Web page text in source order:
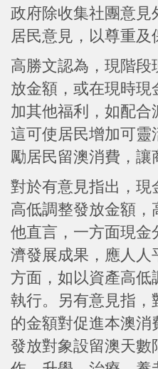
政府除收集社團意見
居民意見，以尊重及
高勝文認為，現階段
放金額，或在現時現
加其他福利，如配合
這可使居民增加可靈
勵居民留澳消費，讓
對於有意見指出，現
高低調整發放金額，
他直言，一方面現金
濟發展成果，應人人
方面，如以資產高低
執行。另有意見指，
的金額對促進本澳消
發放對象設留澳天數